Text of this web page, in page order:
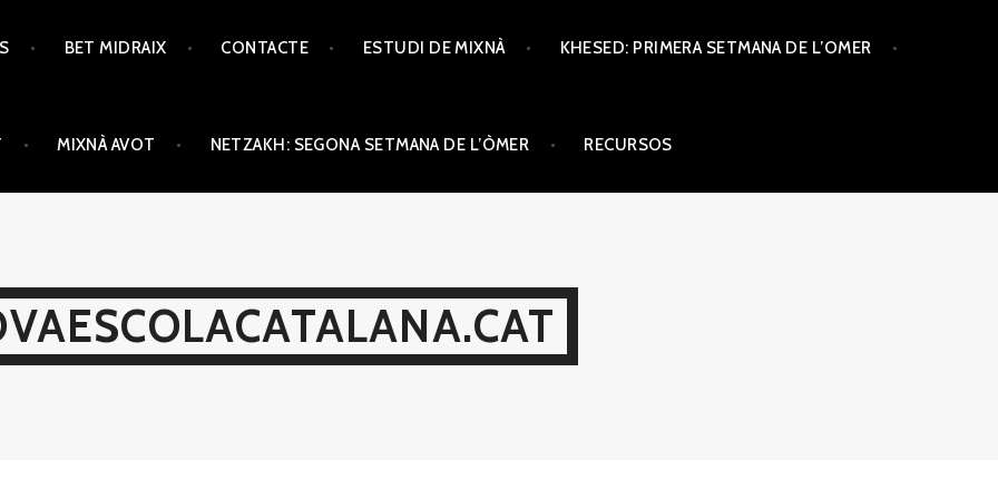
BET MIDRAIX CONTACTE ESTUDI DE MIXNÀ KHESED: PRIMERA SETMANA DE L’OMER
MIXNÀ AVOT NETZAKH: SEGONA SETMANA DE L’ÒMER RECURSOS